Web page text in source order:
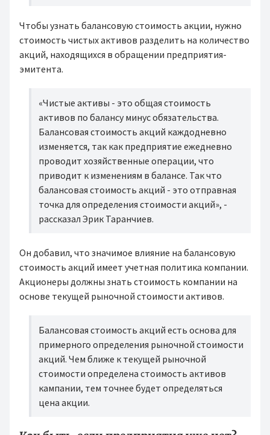
Чтобы узнать балансовую стоимость акции, нужно
стоимость чистых активов разделить на количество
акций, находящихся в обращении предприятия-
эмитента.
«Чистые активы - это общая стоимость
активов по балансу минус обязательства.
Балансовая стоимость акций каждодневно
изменяется, так как предприятие ежедневно
проводит хозяйственные операции, что
приводит к изменениям в балансе. Так что
балансовая стоимость акций - это отправная
точка для определения стоимости акций», -
рассказал Эрик Таранчиев.
Он добавил, что значимое влияние на балансовую
стоимость акций имеет учетная политика компании.
Акционеры должны знать стоимость компании на
основе текущей рыночной стоимости активов.
Балансовая стоимость акций есть основа для
примерного определения рыночной стоимости
акций. Чем ближе к текущей рыночной
стоимости определена стоимость активов
кампании, тем точнее будет определяться
цена акции.